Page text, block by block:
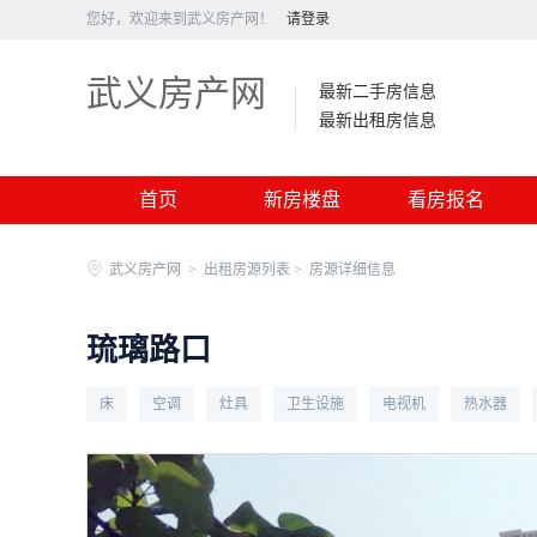
您好，欢迎来到武义房产网！ 请登录
武义房产网
最新二手房信息
最新出租房信息
首页 新房楼盘 看房报名
武义房产网 > 出租房源列表 > 房源详细信息
琉璃路口
床 空调 灶具 卫生设施 电视机 热水器